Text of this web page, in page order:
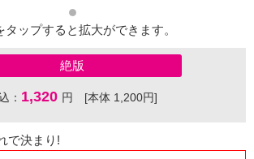
タップすると拡大ができます。
絶版
： 1,320 円 [本体 1,200円]
で決まり!